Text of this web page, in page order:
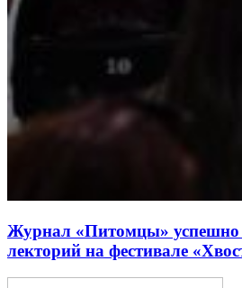
Журнал «Питомцы» успешно
лекторий на фестивале